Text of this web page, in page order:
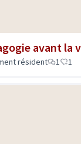
avant la
résident 1 1